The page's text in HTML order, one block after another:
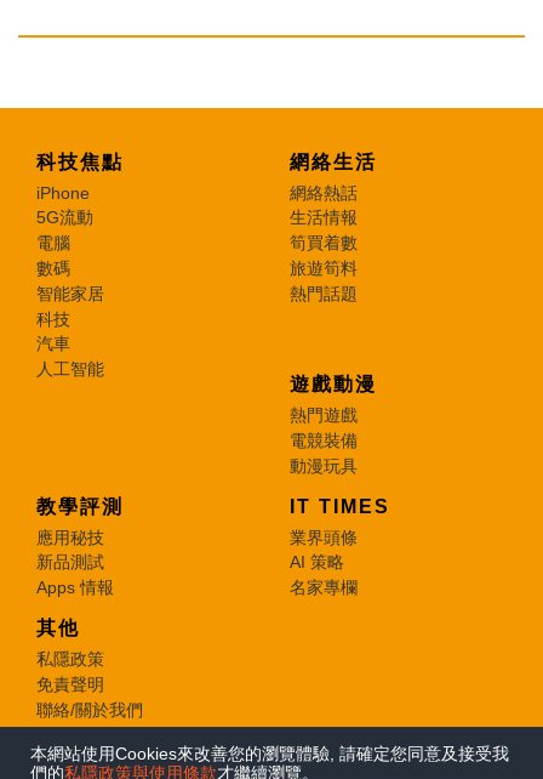
本網站使用Cookies來改善您的瀏覽體驗, 請確定您同意及接受我
們的私隱政策與使用條款才繼續瀏覽。
科技焦點
iPhone
5G流動
電腦
數碼
智能家居
科技
汽車
人工智能
網絡生活
網絡熱話
生活情報
筍買着數
旅遊筍料
熱門話題
遊戲動漫
熱門遊戲
電競裝備
動漫玩具
教學評測
應用秘技
新品測試
Apps 情報
IT TIMES
業界頭條
AI 策略
名家專欄
其他
私隱政策
免責聲明
聯絡/關於我們
© 2026 e-zone. All Rights Reserved.